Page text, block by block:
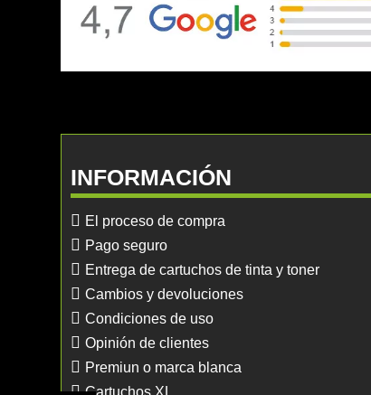
INFORMACIÓN
El proceso de compra
Pago seguro
Entrega de cartuchos de tinta y toner
Cambios y devoluciones
Condiciones de uso
Opinión de clientes
Premiun o marca blanca
Cartuchos XL